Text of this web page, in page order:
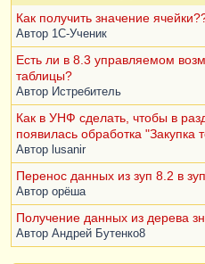
Как получить значение
Автор 1С-Ученик
Есть ли в 8.3 управляемом
таблицы?
Автор Истребитель
Как в УНФ сделать, чтобы в
появилась обработка "Закупка
Автор lusanir
Перенос данных из зуп 8.2 в
Автор орёша
Получение данных из дерева
Автор Андрей Бутенко8